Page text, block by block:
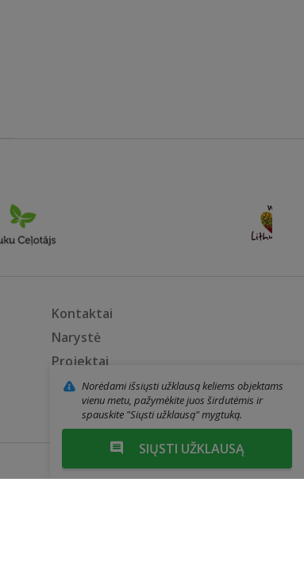
Norėdami išsiųsti užklausą keliems objektams
vienu metu, pažymėkite juos širdutėmis ir
spauskite "Siųsti užklausą" mygtuką.
SIŲSTI UŽKLAUSĄ
Kontaktai
Narystė
Projektai
Privatumo politika
Narių prisijungimas
Web sprendimai: